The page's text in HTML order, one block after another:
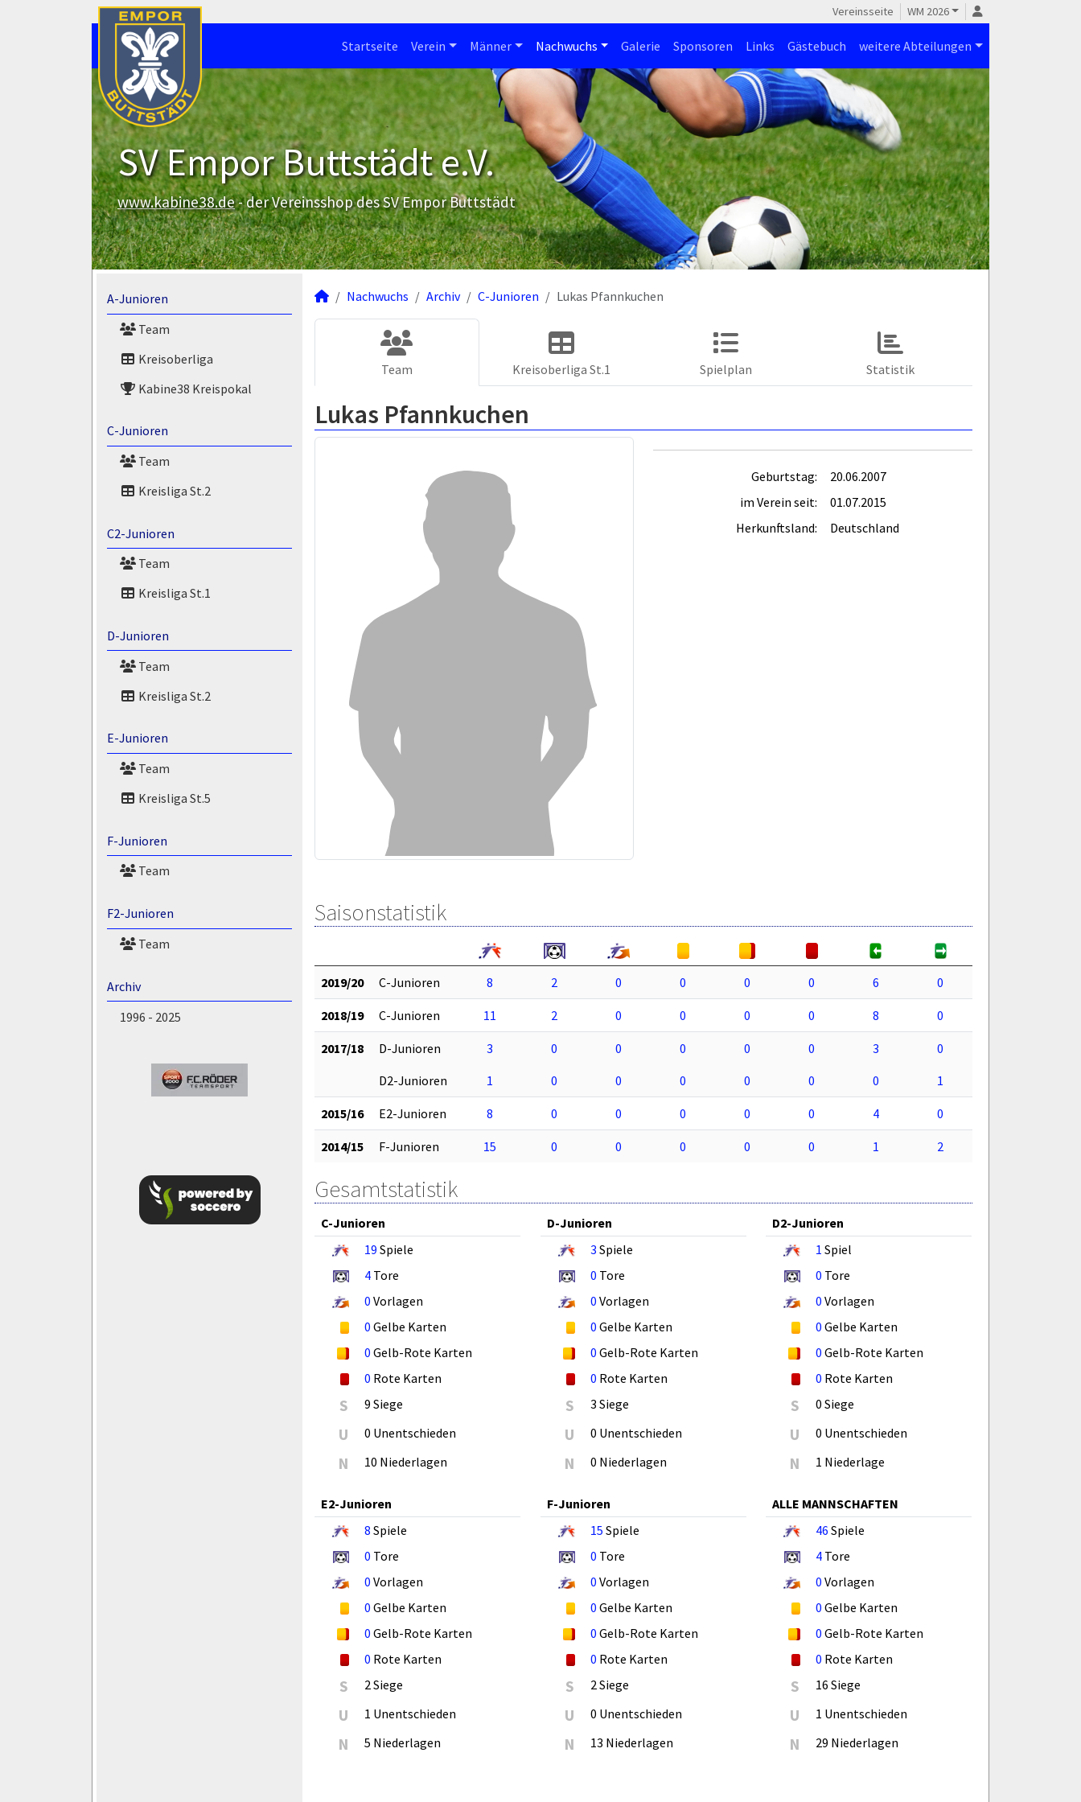
Vereinsseite WM 2026
Startseite Verein Männer Nachwuchs Galerie Sponsoren Links Gästebuch weitere Abteilungen
SV Empor Buttstädt e.V.
www.kabine38.de- der Vereinsshop des SV Empor Buttstädt
A-Junioren
Team
Kreisoberliga
Kabine38 Kreispokal
C-Junioren
Team
Kreisliga St.2
C2-Junioren
Team
Kreisliga St.1
D-Junioren
Team
Kreisliga St.2
E-Junioren
Team
Kreisliga St.5
F-Junioren
Team
F2-Junioren
Team
Archiv
1996 - 2025
Nachwuchs Archiv C-Junioren Lukas Pfannkuchen
Team Kreisoberliga St.1 Spielplan Statistik
Lukas Pfannkuchen
Geburtstag:
20.06.2007
im Verein seit:
01.07.2015
Herkunftsland:
Deutschland
Saisonstatistik
2019/20 C-Junioren 8 2 0 0 0 0 6 0
2018/19 C-Junioren 11 2 0 0 0 0 8 0
2017/18 D-Junioren 3 0 0 0 0 0 3
0
D2-Junioren
1 0 0 0 0 0 0 1
2015/16 E2-Junioren 8 0 0 0 0 0 4 0
2014/15 F-Junioren 15 0 0 0 0 0 1 2
Gesamtstatistik
C-Junioren
19 Spiele
4 Tore
0 Vorlagen
0 Gelbe Karten
0 Gelb-Rote Karten
0 Rote Karten
S 9 Siege
U 0 Unentschieden
N 10 Niederlagen
D-Junioren
3 Spiele
0 Tore
0 Vorlagen
0 Gelbe Karten
0 Gelb-Rote Karten
0 Rote Karten
S 3 Siege
U 0 Unentschieden
N 0 Niederlagen
D2-Junioren
1 Spiel
0 Tore
0 Vorlagen
0 Gelbe Karten
0 Gelb-Rote Karten
0 Rote Karten
S 0 Siege
U 0 Unentschieden
N 1 Niederlage
E2-Junioren
8 Spiele
0 Tore
0 Vorlagen
0 Gelbe Karten
0 Gelb-Rote Karten
0 Rote Karten
S 2 Siege
U 1 Unentschieden
N 5 Niederlagen
F-Junioren
15 Spiele
0 Tore
0 Vorlagen
0 Gelbe Karten
0 Gelb-Rote Karten
0 Rote Karten
S 2 Siege
U 0 Unentschieden
N 13 Niederlagen
ALLE MANNSCHAFTEN
46 Spiele
4 Tore
0 Vorlagen
0 Gelbe Karten
0 Gelb-Rote Karten
0 Rote Karten
S 16 Siege
U 1 Unentschieden
N 29 Niederlagen